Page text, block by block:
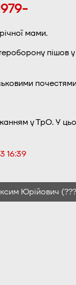
мами.
у ТрО. У
16:39
Юрійович